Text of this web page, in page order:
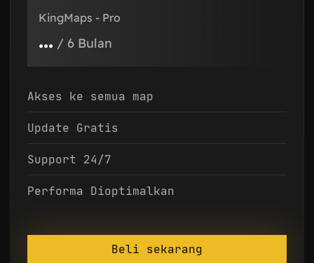
KingMaps - Pro
... / 6 Bulan
Akses ke semua map
Update Gratis
Support 24/7
Performa Dioptimalkan
Beli sekarang